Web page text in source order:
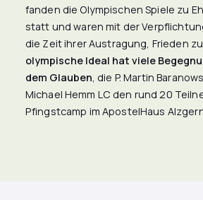
fanden die Olympischen Spiele zu
statt und waren mit der
die Zeit ihrer Austragung, Frieden
olympische Ideal hat viele
dem Glauben , die P. Martin
Michael Hemm LC den rund 20
Pfingstcamp im ApostelHaus